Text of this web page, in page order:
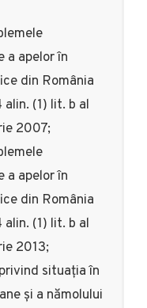
a apelor în
din România
(1) lit. b al
2007;
a apelor în
din România
(1) lit. b al
2013;
situația în
și a nămolului